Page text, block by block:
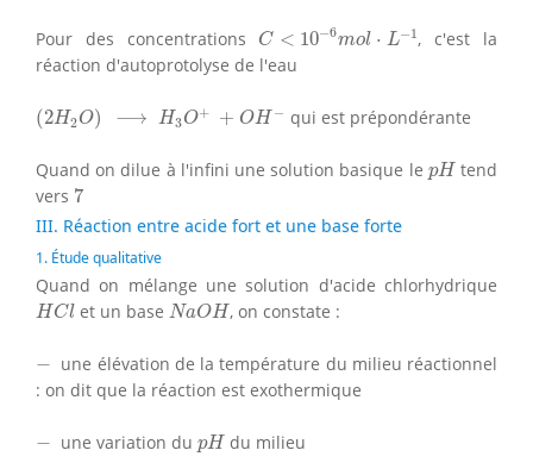
Pour des concentrations C < 10−6mol ⋅ L−1
C< 10−6m l⋅ −1
, c'est la
réaction d'autoprotolyse de l'eau
(2H2O) ⟶ H3O+ + OH −
(2H2 O) H 3O ++ O H− qui est prépondérante
Quand on dilue à l'infini une solution basique le pH
pHtend
vers 7
7
III. Réaction entre acide fort et une base forte
1. Étude qualitative
Quand on mélange une solution d'acide chlorhydrique
HCl
HCl et un base NaOH
NaOH, on constate :
−
−
une élévation de la température du milieu réactionnel
: on dit que la réaction est exothermique
−
− une variation du pH
pHdu milieu